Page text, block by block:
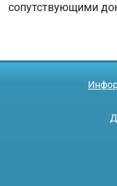
сопутствующими